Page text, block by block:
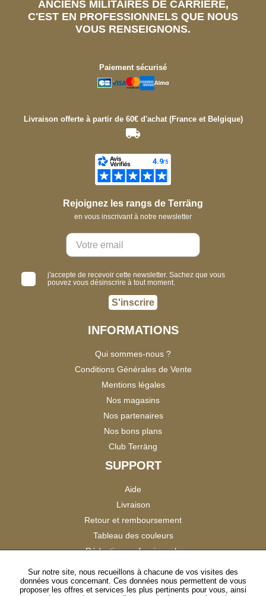
ANCIENS MILITAIRES DE CARRIÈRE,
C'EST EN PROFESSIONNELS QUE NOUS
VOUS RENSEIGNONS.
Paiement sécurisé
Livraison offerte à partir de 60€ d'achat (France et Belgique)
Rejoignez les rangs de Terräng
en vous inscrivant à notre newsletter
j'accepte de recevoir cette newsletter. Sachez que vous
pouvez vous désinscrire à tout moment.
S'inscrire
INFORMATIONS
Qui sommes-nous ?
Conditions Générales de Vente
Mentions légales
Nos magasins
Nos partenaires
Nos bons plans
Club Terräng
SUPPORT
Aide
Livraison
Retour et remboursement
Tableau des couleurs
Réduction professionnels
Satisfaction Clients
Sur notre site, nous recueillons à chacune de vos visites des
données vous concernant. Ces données nous permettent de vous
proposer les offres et services les plus pertinents pour vous, ainsi